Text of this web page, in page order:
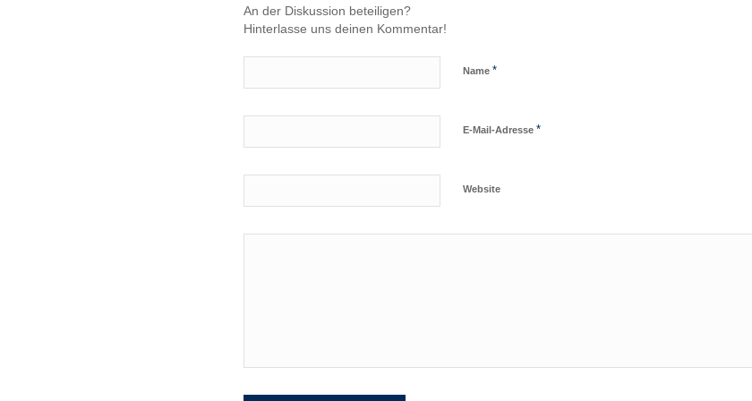
An der Diskussion beteiligen?
Hinterlasse uns deinen Kommentar!
Name *
E-Mail-Adresse *
Website